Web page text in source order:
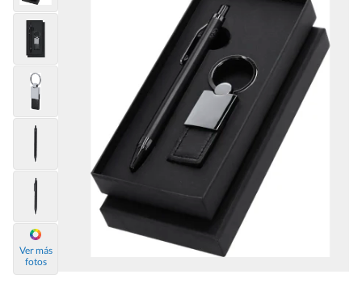
Ver más
fotos